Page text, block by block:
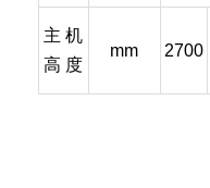
主 机
高 度
mm 2700